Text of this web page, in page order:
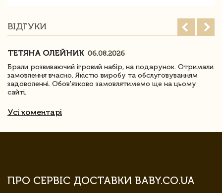
ВІДГУКИ
ТЕТЯНА ОЛЕЙНИК 06.08.2026
Брали розвиваючий ігровий набір, на подарунок. Отримали
замовлення вчасно. Якістю виробу та обслуговуванням
задоволенні. Обов'язково замовлятимемо ще на цьому
сайті.
Усі коментарі
ПРО СЕРВІС ДОСТАВКИ BABY.CO.UA